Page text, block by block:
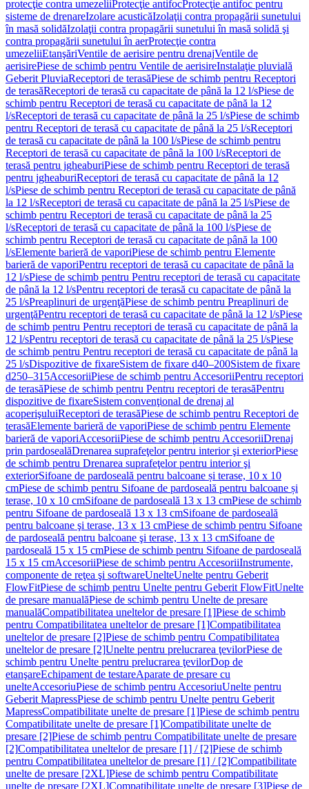
protecţie contra umezeliiProtecţie antifocProtecţie antifoc pentru
sisteme de drenareIzolare acusticăIzolaţii contra propagării sunetului
în masă solidăIzolaţii contra propagării sunetului în masă solidă şi
contra propagării sunetului în aerProtecţie contra
umezeliiEtanşăriVentile de aerisire pentru drenajVentile de
aerisirePiese de schimb pentru Ventile de aerisireInstalaţie pluvială
Geberit PluviaReceptori de terasăPiese de schimb pentru Receptori
de terasăReceptori de terasă cu capacitate de până la 12 l/sPiese de
schimb pentru Receptori de terasă cu capacitate de până la 12
l/sReceptori de terasă cu capacitate de până la 25 l/sPiese de schimb
pentru Receptori de terasă cu capacitate de până la 25 l/sReceptori
de terasă cu capacitate de până la 100 l/sPiese de schimb pentru
Receptori de terasă cu capacitate de până la 100 l/sReceptori de
terasă pentru jgheaburiPiese de schimb pentru Receptori de terasă
pentru jgheaburiReceptori de terasă cu capacitate de până la 12
l/sPiese de schimb pentru Receptori de terasă cu capacitate de până
la 12 l/sReceptori de terasă cu capacitate de până la 25 l/sPiese de
schimb pentru Receptori de terasă cu capacitate de până la 25
l/sReceptori de terasă cu capacitate de până la 100 l/sPiese de
schimb pentru Receptori de terasă cu capacitate de până la 100
l/sElemente barieră de vaporiPiese de schimb pentru Elemente
barieră de vaporiPentru receptori de terasă cu capacitate de până la
12 l/sPiese de schimb pentru Pentru receptori de terasă cu capacitate
de până la 12 l/sPentru receptori de terasă cu capacitate de până la
25 l/sPreaplinuri de urgenţăPiese de schimb pentru Preaplinuri de
urgenţăPentru receptori de terasă cu capacitate de până la 12 l/sPiese
de schimb pentru Pentru receptori de terasă cu capacitate de până la
12 l/sPentru receptori de terasă cu capacitate de până la 25 l/sPiese
de schimb pentru Pentru receptori de terasă cu capacitate de până la
25 l/sDispozitive de fixareSistem de fixare d40–200Sistem de fixare
d250–315AccesoriiPiese de schimb pentru AccesoriiPentru receptori
de terasăPiese de schimb pentru Pentru receptori de terasăPentru
dispozitive de fixareSistem convenţional de drenaj al
acoperişuluiReceptori de terasăPiese de schimb pentru Receptori de
terasăElemente barieră de vaporiPiese de schimb pentru Elemente
barieră de vaporiAccesoriiPiese de schimb pentru AccesoriiDrenaj
prin pardosealăDrenarea suprafeţelor pentru interior şi exteriorPiese
de schimb pentru Drenarea suprafeţelor pentru interior şi
exteriorSifoane de pardoseală pentru balcoane și terase, 10 x 10
cmPiese de schimb pentru Sifoane de pardoseală pentru balcoane și
terase, 10 x 10 cmSifoane de pardoseală 13 x 13 cmPiese de schimb
pentru Sifoane de pardoseală 13 x 13 cmSifoane de pardoseală
pentru balcoane şi terase, 13 x 13 cmPiese de schimb pentru Sifoane
de pardoseală pentru balcoane şi terase, 13 x 13 cmSifoane de
pardoseală 15 x 15 cmPiese de schimb pentru Sifoane de pardoseală
15 x 15 cmAccesoriiPiese de schimb pentru AccesoriiInstrumente,
componente de reţea şi softwareUnelteUnelte pentru Geberit
FlowFitPiese de schimb pentru Unelte pentru Geberit FlowFitUnelte
de presare manualăPiese de schimb pentru Unelte de presare
manualăCompatibilitatea uneltelor de presare [1]Piese de schimb
pentru Compatibilitatea uneltelor de presare [1]Compatibilitatea
uneltelor de presare [2]Piese de schimb pentru Compatibilitatea
uneltelor de presare [2]Unelte pentru prelucrarea ţevilorPiese de
schimb pentru Unelte pentru prelucrarea ţevilorDop de
etanşareEchipament de testareAparate de presare cu
unelteAccesoriuPiese de schimb pentru AccesoriuUnelte pentru
Geberit MapressPiese de schimb pentru Unelte pentru Geberit
MapressCompatibilitate unelte de presare [1]Piese de schimb pentru
Compatibilitate unelte de presare [1]Compatibilitate unelte de
presare [2]Piese de schimb pentru Compatibilitate unelte de presare
[2]Compatibilitatea uneltelor de presare [1] / [2]Piese de schimb
pentru Compatibilitatea uneltelor de presare [1] / [2]Compatibilitate
unelte de presare [2XL]Piese de schimb pentru Compatibilitate
unelte de presare [2XL]Compatibilitate unelte de presare [3]Piese de